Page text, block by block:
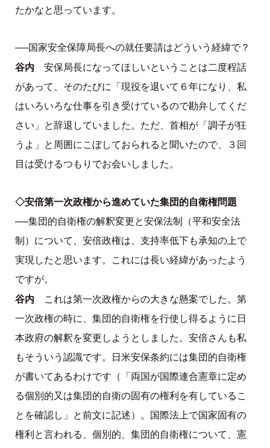
たかなと思っています。
──国家安全保障局長への就任要請はどういう経緯で？
谷内 安保局長になってほしいということは二度程話
があって、そのたびに「現役を退いて６年になり、私
はいろいろな仕事を引き受けているので勘弁してくだ
さい」と辞退していました。ただ、首相が「調子が狂
うよ」と周囲にこぼしておられると聞いたので、３回
目は受けるつもりでお会いしました。
◇安倍第一次政権から進めていた集団的自衛権問題
──集団的自衛権の解釈変更と安保法制（平和安全法
制）について、安倍政権は、支持率低下も承知の上で
実現したと思います。これには長い経緯があったよう
ですが。
谷内 これは第一次政権からの大きな懸案でした。第
一次政権の時に、集団的自衛権を行使し得るように日
本政府の解釈を変更しようとしました。安倍さんも私
もそういう認識です。日米安保条約には集団的自衛権
が書いてあるわけです（「両国が国際連合憲章に定め
る個別的又は集団的自衛の固有の権利を有しているこ
とを確認し」と前文に記述）。国際法上で国家固有の
権利と言われる、個別的、集団的自衛権について、憲